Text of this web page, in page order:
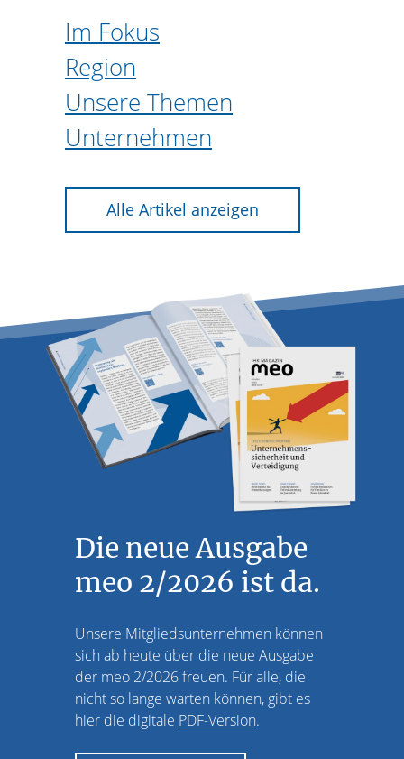
Im Fokus
Region
Unsere Themen
Unternehmen
Alle Artikel anzeigen
Die neue Ausgabe
meo 2/2026 ist da.
Unsere Mitgliedsunternehmen können
sich ab heute über die neue Ausgabe
der meo 2/2026 freuen. Für alle, die
nicht so lange warten können, gibt es
hier die digitale PDF-Version.